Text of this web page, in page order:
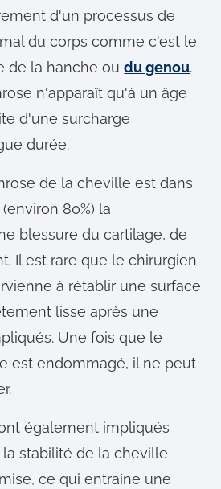
d'un processus de
du corps comme c'est le
de la hanche oudu genou.
n'apparaît qu'à un âge
d'une surcharge
durée.
de la cheville est dans
80%) la
blessure du cartilage, de
Il est rare que le chirurgien
à rétablir une surface
lisse après une
Une fois que le
est endommagé, il ne peut
également impliqués
stabilité de la cheville
ce qui entraîne une